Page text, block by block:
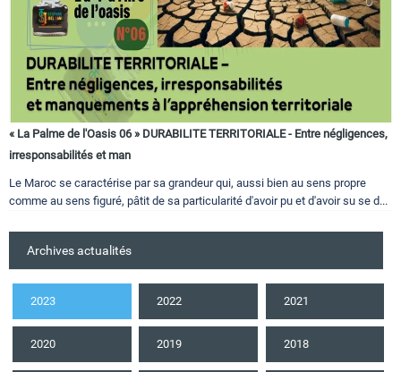
« La Palme de l'Oasis 06 » DURABILITE TERRITORIALE - Entre négligences,
irresponsabilités et man
Le Maroc se caractérise par sa grandeur qui, aussi bien au sens propre
comme au sens figuré, pâtit de sa particularité d'avoir pu et d'avoir su se d...
Archives actualités
2023 2022 2021
2020 2019 2018